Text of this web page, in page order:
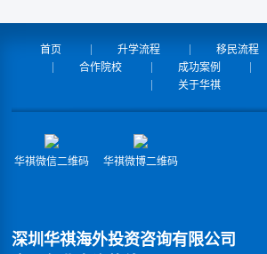
首页 升学流程 移民流程
合作院校
成功案例
关于华祺
华祺微信二维码
华祺微博二维码
深圳华祺海外投资咨询有限公司